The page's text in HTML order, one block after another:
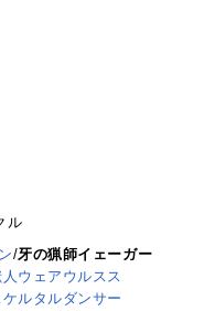
ル
/牙の猟師イェーガー
人ウェアウルスス
ルタルダンサー